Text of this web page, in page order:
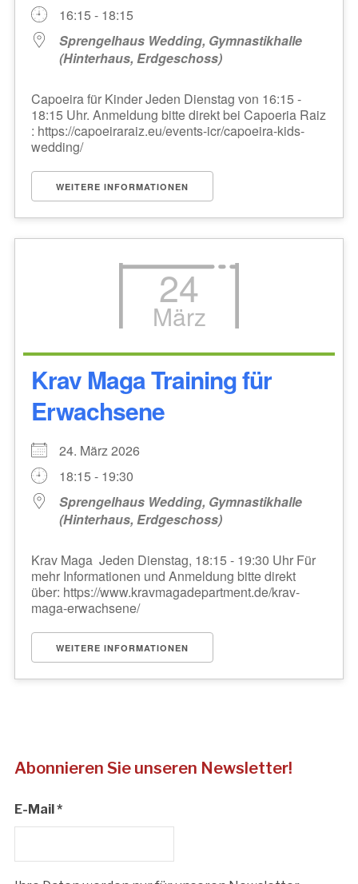
16:15 - 18:15
Sprengelhaus Wedding, Gymnastikhalle
(Hinterhaus, Erdgeschoss)
Capoeira für Kinder Jeden Dienstag von 16:15 -
18:15 Uhr. Anmeldung bitte direkt bei Capoeria Raiz
: https://capoeiraraiz.eu/events-icr/capoeira-kids-
wedding/
WEITERE INFORMATIONEN
24
März
Krav Maga Training für
Erwachsene
24. März 2026
18:15 - 19:30
Sprengelhaus Wedding, Gymnastikhalle
(Hinterhaus, Erdgeschoss)
Krav Maga Jeden Dienstag, 18:15 - 19:30 Uhr Für
mehr Informationen und Anmeldung bitte direkt
über: https://www.kravmagadepartment.de/krav-
maga-erwachsene/
WEITERE INFORMATIONEN
Abonnieren Sie unseren Newsletter!
E-Mail*